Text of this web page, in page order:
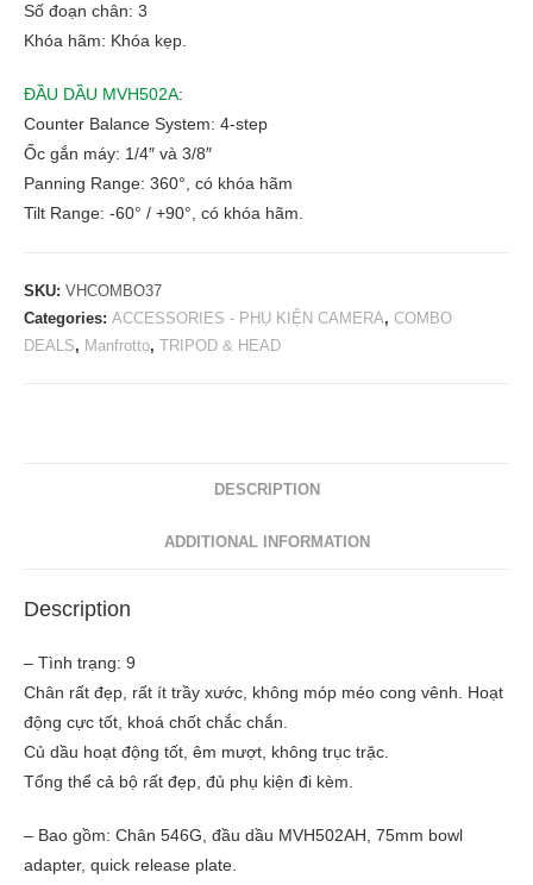
Số đoạn chân: 3
Khóa hãm: Khóa kẹp.
ĐẦU DẦU MVH502A:
Counter Balance System: 4-step
Ốc gắn máy: 1/4″ và 3/8″
Panning Range: 360°, có khóa hãm
Tilt Range: -60° / +90°, có khóa hãm.
SKU: VHCOMBO37
Categories: ACCESSORIES - PHỤ KIỆN CAMERA, COMBO
DEALS, Manfrotto, TRIPOD & HEAD
DESCRIPTION
ADDITIONAL INFORMATION
Description
– Tình trạng: 9
Chân rất đẹp, rất ít trầy xước, không móp méo cong vênh. Hoạt
động cực tốt, khoá chốt chắc chắn.
Củ dầu hoạt động tốt, êm mượt, không trục trặc.
Tổng thể cả bộ rất đẹp, đủ phụ kiện đi kèm.
– Bao gồm: Chân 546G, đầu dầu MVH502AH, 75mm bowl
adapter, quick release plate.